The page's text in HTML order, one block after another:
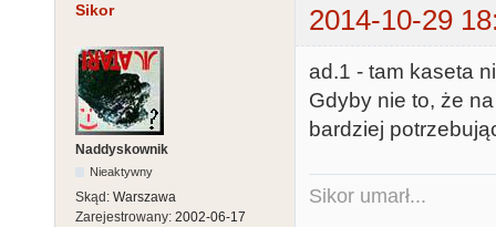
Sikor 2014-10-29
Naddyskownik
Nieaktywny
Skąd: Warszawa
Zarejestrowany: 2002-06-17
ad.1 - tam kaseta
Gdyby nie to, że
bardziej
Sikor umarł...